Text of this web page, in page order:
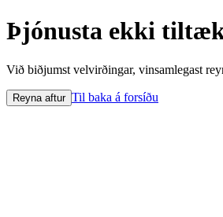
Þjónusta ekki
Við biðjumst velvirðingar, vinsamlegast
Reyna aftur Til baka á forsíðu